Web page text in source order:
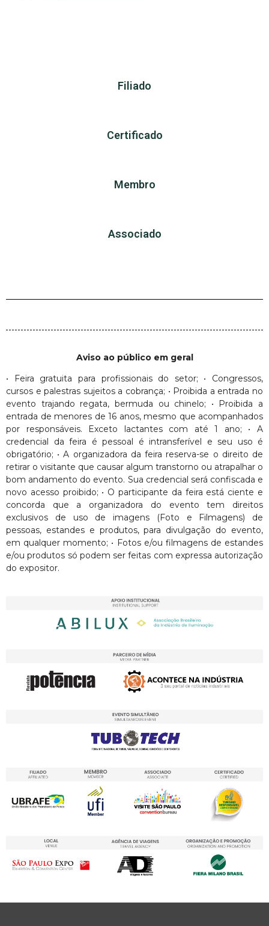
Filiado
Certificado
Membro
Associado
Aviso ao público em geral
• Feira gratuita para profissionais do setor; • Congressos,
cursos e palestras sujeitos a cobrança; • Proibida a entrada no
evento trajando regata, bermuda ou chinelo; • Proibida a
entrada de menores de 16 anos, mesmo que acompanhados
por responsáveis. Exceto lactantes com até 1 ano; • A
credencial da feira é pessoal é intransferível e seu uso é
obrigatório; • A organizadora da feira reserva-se o direito de
retirar o visitante que causar algum transtorno ou atrapalhar o
bom andamento do evento. Sua credencial será confiscada e
novo acesso proibido; • O participante da feira está ciente e
concorda que a organizadora do evento tem direitos
exclusivos de uso de imagens (Foto e Filmagens) de
pessoas, estandes e produtos, para divulgação do evento,
em qualquer momento; • Fotos e/ou filmagens de estandes
e/ou produtos só podem ser feitas com expressa autorização
do expositor.